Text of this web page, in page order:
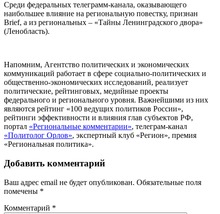
Среди федеральных телеграмм-канала, оказывающего
наибольшее влияние на региональную повестку, признан
Brief, а из региональных – «Тайны Ленинградского двора»
(Ленобласть).
Напомним, Агентство политических и экономических
коммуникаций работает в сфере социально-политических и
общественно-экономических исследований, реализует
политические, рейтинговых, медийные проекты
федерального и регионального уровня. Важнейшими из них
являются рейтинг «100 ведущих политиков России»,
рейтинги эффективности и влияния глав субъектов РФ,
портал «Региональные комментарии», телеграм-канал
«Политолог Орлов», экспертный клуб «Регион», премия
«Региональная политика».
Добавить комментарий
Ваш адрес email не будет опубликован. Обязательные поля
помечены *
Комментарий *